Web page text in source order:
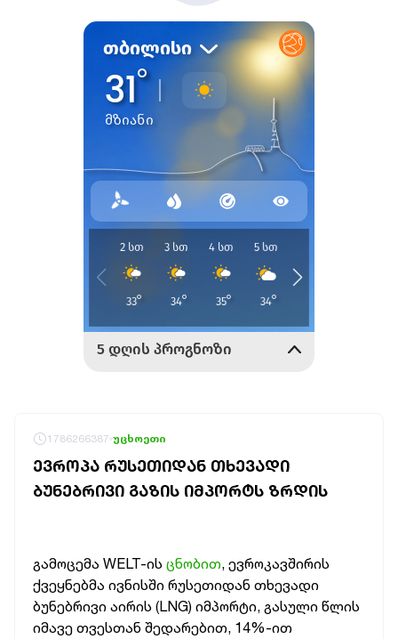
1786266387 უცხოეთი
ᲔᲕᲠᲝᲞᲐ ᲠᲣᲡᲔᲗᲘᲓᲐᲜ ᲗᲮᲔᲕᲐᲓᲘ
ᲑᲣᲜᲔᲑᲠᲘᲕᲘ ᲒᲐᲖᲘᲡ ᲘᲛᲞᲝᲠᲢᲡ ᲖᲠᲓᲘᲡ
გამოცემა WELT-ის ცნობით, ევროკავშირის
ქვეყნებმა ივნისში რუსეთიდან თხევადი
ბუნებრივი აირის (LNG) იმპორტი, გასული წლის
იმავე თვესთან შედარებით, 14%-ით